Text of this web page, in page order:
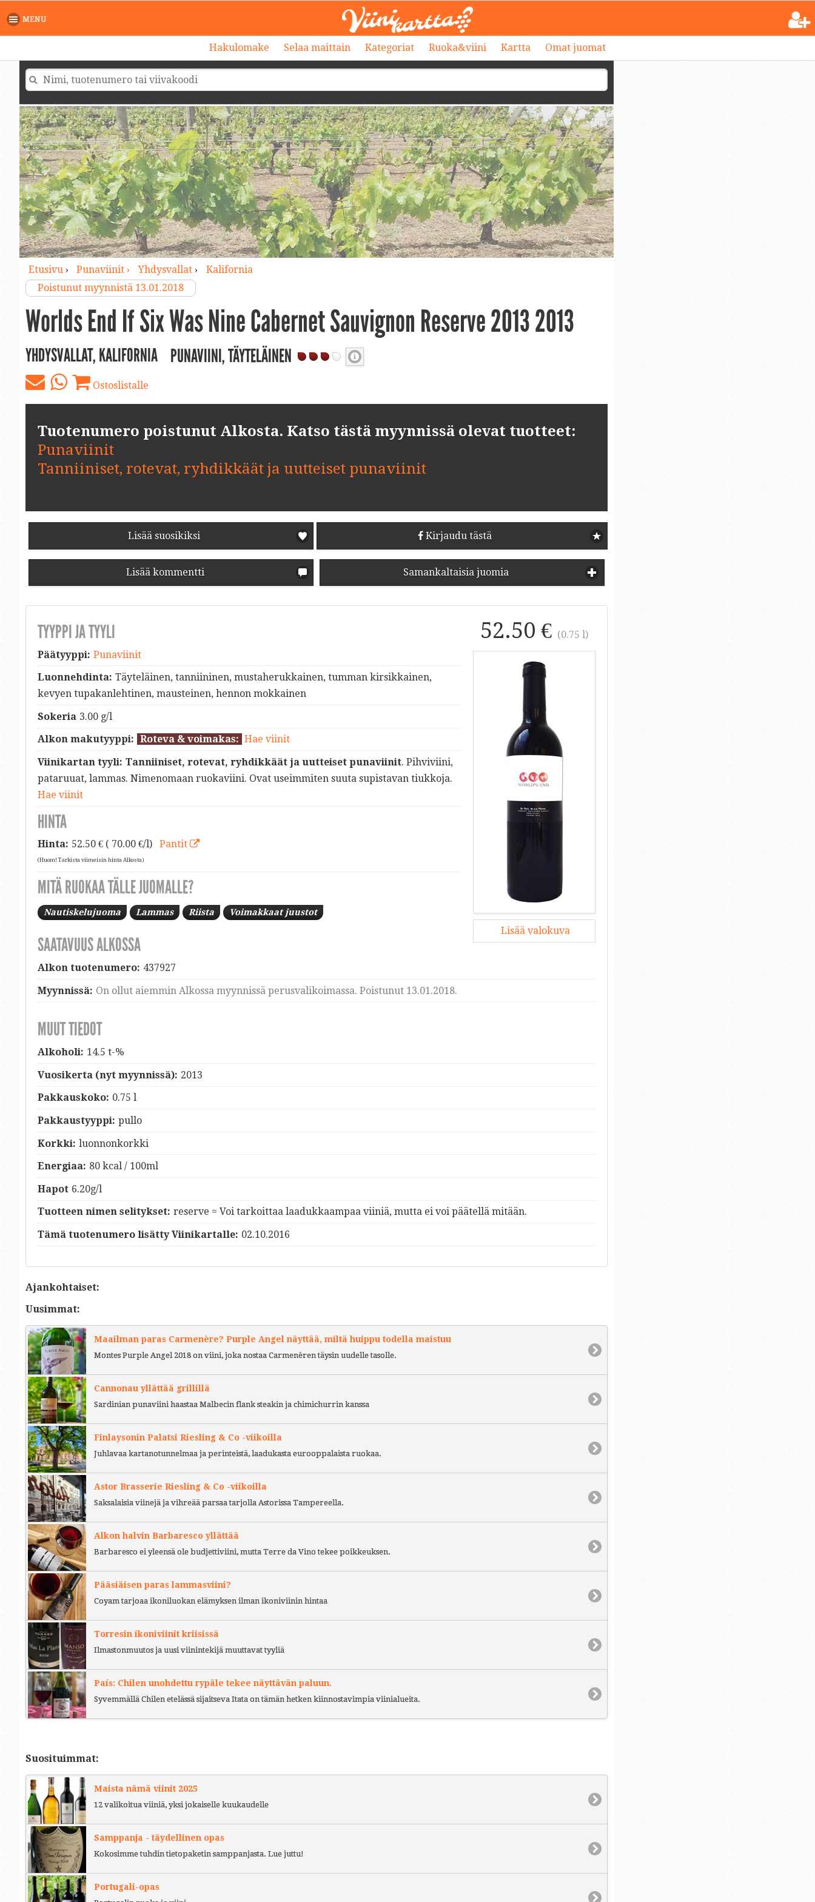
MENU
Hakulomake Selaa maittain Kategoriat Ruoka&viini Kartta Omat juomat
Etusivu› Punaviinit › Yhdysvallat›
Kalifornia
Poistunut myynnistä 13.01.2018
Worlds End If Six Was Nine Cabernet Sauvignon Reserve 2013 2013
YHDYSVALLAT, KALIFORNIA PUNAVIINI, TÄYTELÄINEN
Ostoslistalle
Tuotenumero poistunut Alkosta. Katso tästä myynnissä olevat tuotteet:
Punaviinit
Tanniiniset, rotevat, ryhdikkäät ja uutteiset punaviinit
Lisää suosikiksi Kirjaudu tästä
Lisää kommentti Samankaltaisia juomia
52.50 € (0.75 l)
Lisää valokuva
TYYPPI JA TYYLI
Päätyyppi: Punaviinit
Luonnehdinta: Täyteläinen, tanniininen, mustaherukkainen, tumman kirsikkainen,
kevyen tupakanlehtinen, mausteinen, hennon mokkainen
Sokeria 3.00 g/l
Alkon makutyyppi: Roteva & voimakas: Hae viinit
Viinikartan tyyli: Tanniiniset, rotevat, ryhdikkäät ja uutteiset punaviinit. Pihviviini,
pataruuat, lammas. Nimenomaan ruokaviini. Ovat useimmiten suuta supistavan tiukkoja.
Hae viinit
HINTA
Hinta: 52.50€ ( 70.00 €/l) Pantit
(Huom! Tarkista viimeisin hinta Alkosta)
MITÄ RUOKAA TÄLLE JUOMALLE?
Nautiskelujuoma Lammas Riista Voimakkaat juustot
SAATAVUUS ALKOSSA
Alkon tuotenumero: 437927
Myynnissä: On ollut aiemmin Alkossa myynnissä perusvalikoimassa. Poistunut 13.01.2018.
MUUT TIEDOT
Alkoholi: 14.5 t-%
Vuosikerta (nyt myynnissä): 2013
Pakkauskoko: 0.75 l
Pakkaustyyppi: pullo
Korkki: luonnonkorkki
Energiaa: 80 kcal / 100ml
Hapot 6.20g/l
Tuotteen nimen selitykset: reserve = Voi tarkoittaa laadukkaampaa viiniä, mutta ei voi päätellä mitään.
Tämä tuotenumero lisätty Viinikartalle: 02.10.2016
Ajankohtaiset:
Uusimmat:
Maailman paras Carmenère? Purple Angel näyttää, miltä huippu todella maistuu
Montes Purple Angel 2018 on viini, joka nostaa Carmenèren täysin uudelle tasolle.
Cannonau yllättää grillillä
Sardinian punaviini haastaa Malbecin flank steakin ja chimichurrin kanssa
Finlaysonin Palatsi Riesling & Co -viikoilla
Juhlavaa kartanotunnelmaa ja perinteistä, laadukasta eurooppalaista ruokaa.
Astor Brasserie Riesling & Co -viikoilla
Saksalaisia viinejä ja vihreää parsaa tarjolla Astorissa Tampereella.
Alkon halvin Barbaresco yllättää
Barbaresco ei yleensä ole budjettiviini, mutta Terre da Vino tekee poikkeuksen.
Pääsiäisen paras lammasviini?
Coyam tarjoaa ikoniluokan elämyksen ilman ikoniviinin hintaa
Torresin ikoniviinit kriisissä
Ilmastonmuutos ja uusi viinintekijä muuttavat tyyliä
País: Chilen unohdettu rypäle tekee näyttävän paluun.
Syvemmällä Chilen etelässä sijaitseva Itata on tämän hetken kiinnostavimpia viinialueita.
Suosituimmat:
Maista nämä viinit 2025
12 valikoitua viiniä, yksi jokaiselle kuukaudelle
Samppanja - täydellinen opas
Kokosimme tuhdin tietopaketin samppanjasta. Lue juttu!
Portugali-opas